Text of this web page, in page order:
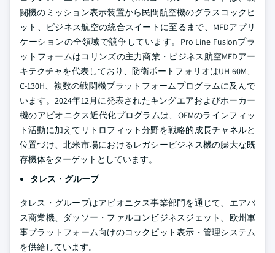
闘機のミッション表示装置から民間航空機のグラスコックピ
ット、ビジネス航空の統合スイートに至るまで、MFDアプリ
ケーションの全領域で競争しています。Pro Line Fusionプラ
ットフォームはコリンズの主力商業・ビジネス航空MFDアー
キテクチャを代表しており、防衛ポートフォリオはUH-60M、
C-130H、複数の戦闘機プラットフォームプログラムに及んで
います。2024年12月に発表されたキングエアおよびホーカー
機のアビオニクス近代化プログラムは、OEMのラインフィッ
ト活動に加えてリトロフィット分野を戦略的成長チャネルと
位置づけ、北米市場におけるレガシービジネス機の膨大な既
存機体をターゲットとしています。
タレス・グループ
タレス・グループはアビオニクス事業部門を通じて、エアバ
ス商業機、ダッソー・ファルコンビジネスジェット、欧州軍
事プラットフォーム向けのコックピット表示・管理システム
を供給しています。